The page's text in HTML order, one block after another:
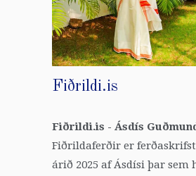
Fiðrildi.is
Fiðrildi.is - Ásdís
Fiðrildaferðir er
árið 2025 af Ásdísi þar sem